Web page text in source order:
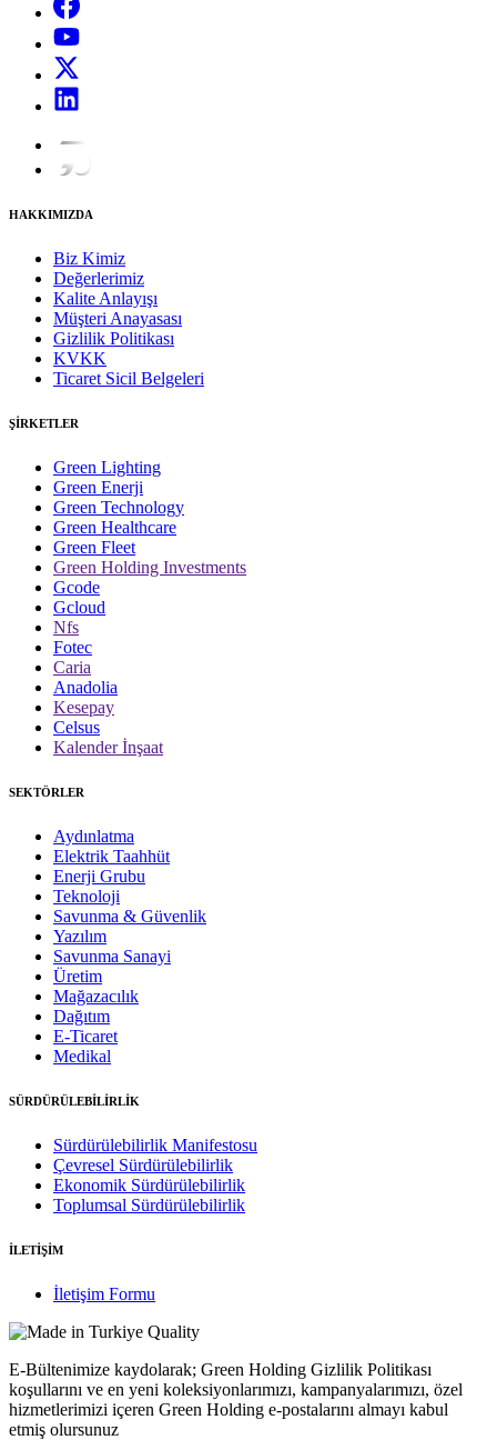
HAKKIMIZDA
Biz Kimiz
Değerlerimiz
Kalite Anlayışı
Müşteri Anayasası
Gizlilik Politikası
KVKK
Ticaret Sicil Belgeleri
ŞİRKETLER
Green Lighting
Green Enerji
Green Technology
Green Healthcare
Green Fleet
Green Holding Investments
Gcode
Gcloud
Nfs
Fotec
Caria
Anadolia
Kesepay
Celsus
Kalender İnşaat
SEKTÖRLER
Aydınlatma
Elektrik Taahhüt
Enerji Grubu
Teknoloji
Savunma & Güvenlik
Yazılım
Savunma Sanayi
Üretim
Mağazacılık
Dağıtım
E-Ticaret
Medikal
SÜRDÜRÜLEBİLİRLİK
Sürdürülebilirlik Manifestosu
Çevresel Sürdürülebilirlik
Ekonomik Sürdürülebilirlik
Toplumsal Sürdürülebilirlik
İLETİŞİM
İletişim Formu
E-Bültenimize kaydolarak; Green Holding Gizlilik Politikası
koşullarını ve en yeni koleksiyonlarımızı, kampanyalarımızı, özel
hizmetlerimizi içeren Green Holding e-postalarını almayı kabul
etmiş olursunuz